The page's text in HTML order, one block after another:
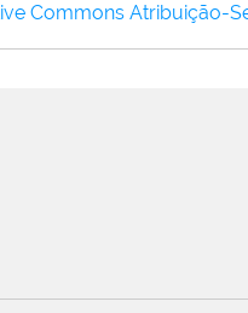
Commons Atribuição-